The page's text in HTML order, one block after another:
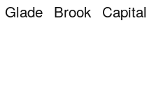
Brook Capital